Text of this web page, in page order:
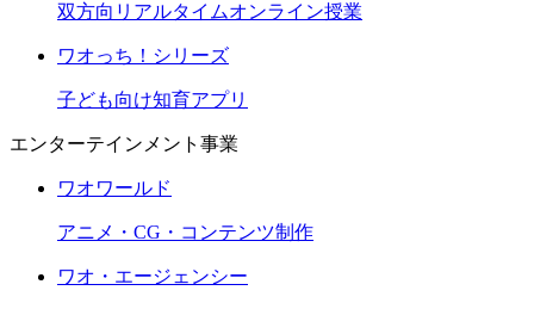
双方向リアルタイムオンライン授業
ワオっち！シリーズ
子ども向け知育アプリ
エンターテインメント事業
ワオワールド
アニメ・CG・コンテンツ制作
ワオ・エージェンシー